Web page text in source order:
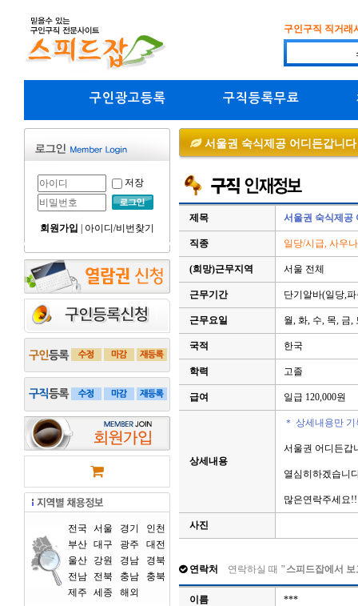
구인구직 직거래
구인광고등록 구직등록무료
저장
회원가입 아이디/비번찾기
전국 서울 경기
인천
부산 대구 광주
대전
울산
강원 경남
경북
전남
전북 충남
충북
제주
세종 해외
서울권 숙식제공 어디든갑니다
제목 서울권 숙식제공
직종 일당/시급, 사우
(희망)근무지역 서울 전체
근무기간 단기알바(일당,
근무요일 월, 화, 수, 목, 금,
국적 한국
학력 고졸
급여 일급 120,000원
상세내용
＊ 상세내용만
서울권 어디든갑
열심히하겠습니
많은연락주세요!!
사진
연락처 연락하실 때 "스피드잡에서
이름 ***